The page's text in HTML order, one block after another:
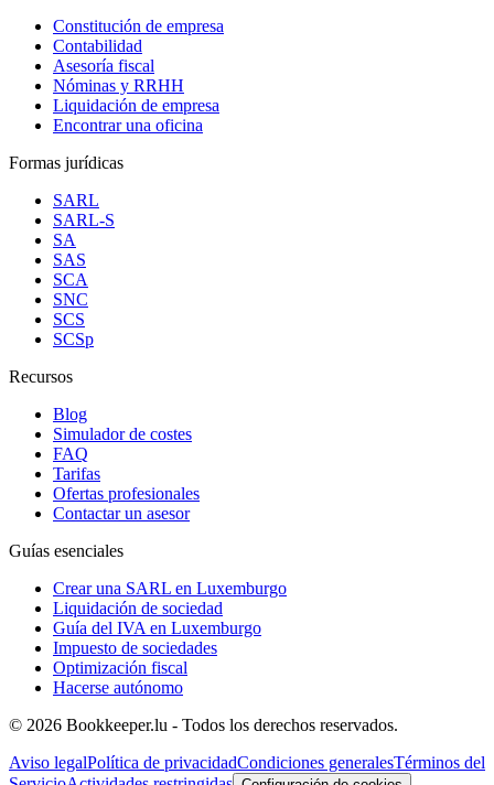
Constitución de empresa
Contabilidad
Asesoría fiscal
Nóminas y RRHH
Liquidación de empresa
Encontrar una oficina
Formas jurídicas
SARL
SARL-S
SA
SAS
SCA
SNC
SCS
SCSp
Recursos
Blog
Simulador de costes
FAQ
Tarifas
Ofertas profesionales
Contactar un asesor
Guías esenciales
Crear una SARL en Luxemburgo
Liquidación de sociedad
Guía del IVA en Luxemburgo
Impuesto de sociedades
Optimización fiscal
Hacerse autónomo
© 2026 Bookkeeper.lu - Todos los derechos reservados.
Aviso legalPolítica de privacidadCondiciones generalesTérminos del